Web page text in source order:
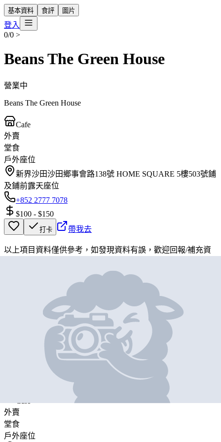
基本資料 食評 圖片
登入
0/0 >
Beans The Green House
營業中
Beans The Green House
Cafe
外賣
堂食
戶外座位
新界沙田沙田鄉事會路138號 HOME SQUARE 5樓503號鋪
及鋪前露天座位
+852 2777 7078
$100 - $150
打卡 帶我去
以上項目資料僅供參考，如發現資料有誤，歡迎回報/補充資
Beans The Green House
Beans The Green House
外賣
堂食
戶外座位